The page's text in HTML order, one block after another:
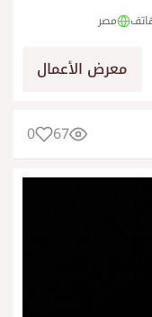
مصر
معرض الأعمال
67
0